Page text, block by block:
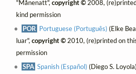
"Månenatt", copyright ©2008,
kind permission
POR Portuguese (Português) (Elke
luar", copyright ©2010, (re)printed on
permission
SPA Spanish (Español) (Diego S.